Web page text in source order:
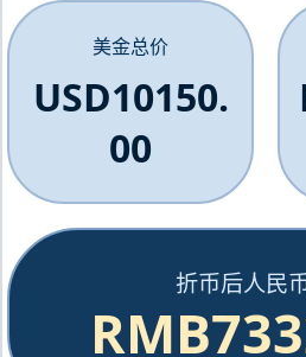
美金总价
USD10150.
00
折币后人民